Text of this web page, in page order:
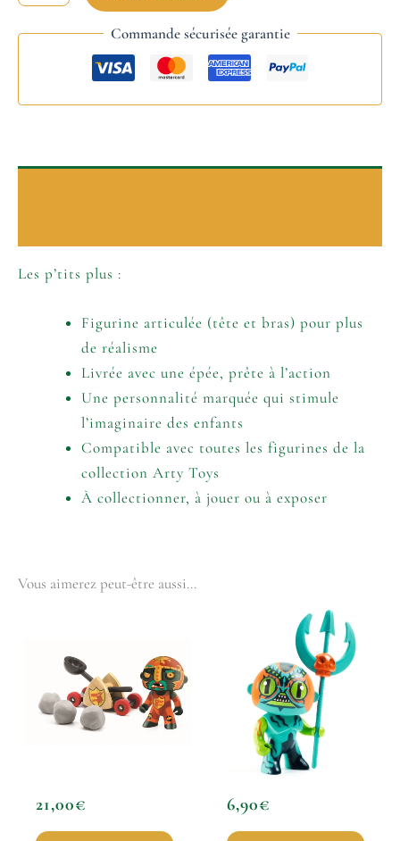
Commande sécurisée garantie
Les p’tits plus :
Figurine articulée (tête et bras) pour plus
de réalisme
Livrée avec une épée, prête à l’action
Une personnalité marquée qui stimule
l’imaginaire des enfants
Compatible avec toutes les figurines de la
collection Arty Toys
À collectionner, à jouer ou à exposer
Vous aimerez peut-être aussi…
21,00€ 6,90€